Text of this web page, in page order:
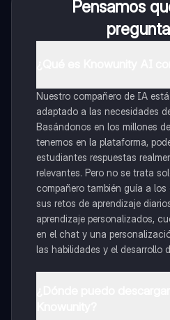
Pensamos
Nuestro compañero de IA
adaptado a las necesidades
Basándonos en los millones
tenemos en la plataforma,
estudiantes respuestas
relevantes. Pero no se trata
compañero también guía a
sus retos de aprendizaje
aprendizaje personalizados,
en el chat y una
las habilidades y el desarrollo